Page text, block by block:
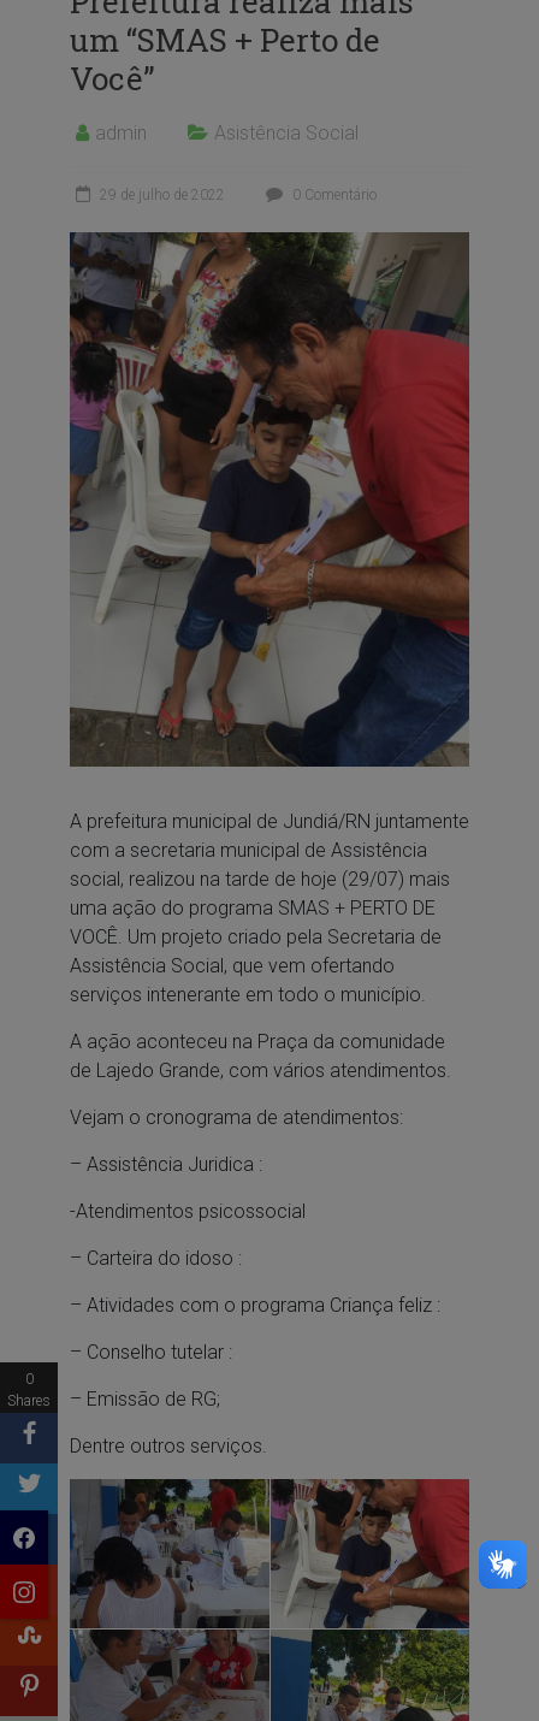
um “SMAS + Perto de
Você”
admin Asistência Social
29 de julho de 2022 0 Comentário
A prefeitura municipal de Jundiá/RN juntamente
com a secretaria municipal de Assistência
social, realizou na tarde de hoje (29/07) mais
uma ação do programa SMAS + PERTO DE
VOCÊ. Um projeto criado pela Secretaria de
Assistência Social, que vem ofertando
serviços intenerante em todo o município.
A ação aconteceu na Praça da comunidade
de Lajedo Grande, com vários atendimentos.
Vejam o cronograma de atendimentos:
– Assistência Juridica :
-Atendimentos psicossocial
– Carteira do idoso :
– Atividades com o programa Criança feliz :
– Conselho tutelar :
– Emissão de RG;
Dentre outros serviços.
0
Shares